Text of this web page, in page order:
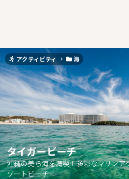
アクティビティ 海
タイガービーチ
沖縄の美ら海を満喫！多彩なマリンア
ゾートビーチ